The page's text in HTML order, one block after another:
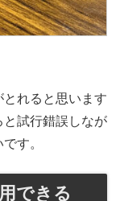
れると思います
試行錯誤しなが
す。
できる